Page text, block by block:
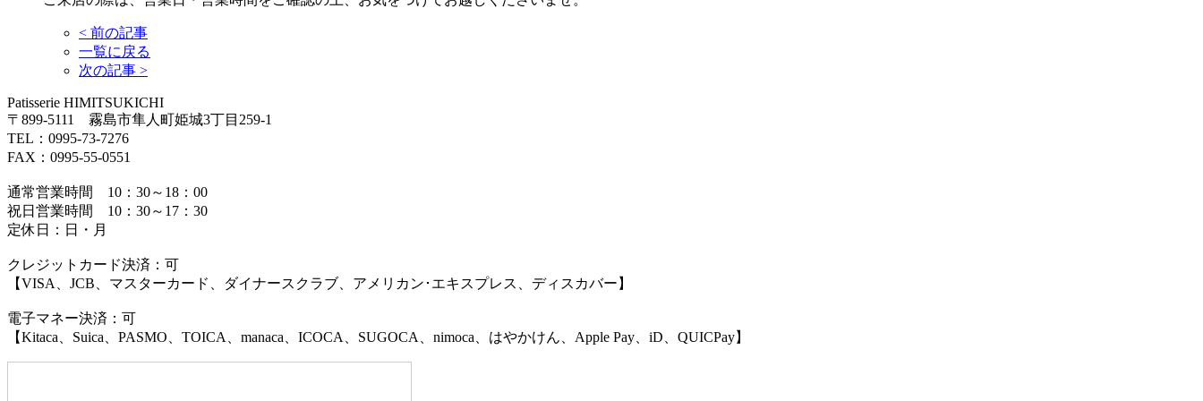
< 前の記事
一覧に戻る
次の記事 >
Patisserie HIMITSUKICHI
〒899-5111 霧島市隼人町姫城3丁目259-1
TEL：0995-73-7276
FAX：0995-55-0551
通常営業時間 10：30～18：00
祝日営業時間 10：30～17：30
定休日：日・月
クレジットカード決済：可
【VISA、JCB、マスターカード、ダイナースクラブ、アメリカン･エキスプレス、ディスカバー】
電子マネー決済：可
【Kitaca、Suica、PASMO、TOICA、manaca、ICOCA、SUGOCA、nimoca、はやかけん、Apple Pay、iD、QUICPay】